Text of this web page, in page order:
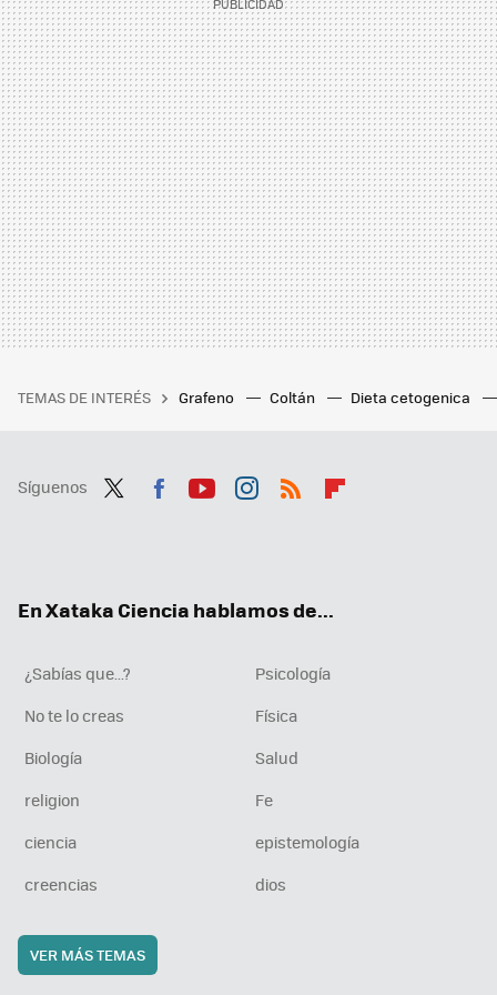
TEMAS DE INTERÉS Grafeno Coltán Dieta cetogenica
Síguenos
En Xataka Ciencia hablamos de...
¿Sabías que...?
Psicología
No te lo creas
Física
Biología
Salud
religion
Fe
ciencia
epistemología
creencias
dios
VER MÁS TEMAS